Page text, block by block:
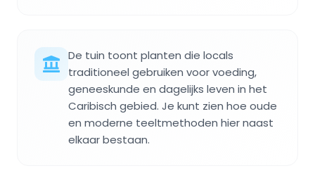
De tuin toont planten die locals
traditioneel gebruiken voor voeding,
geneeskunde en dagelijks leven in het
Caribisch gebied. Je kunt zien hoe oude
en moderne teeltmethoden hier naast
elkaar bestaan.